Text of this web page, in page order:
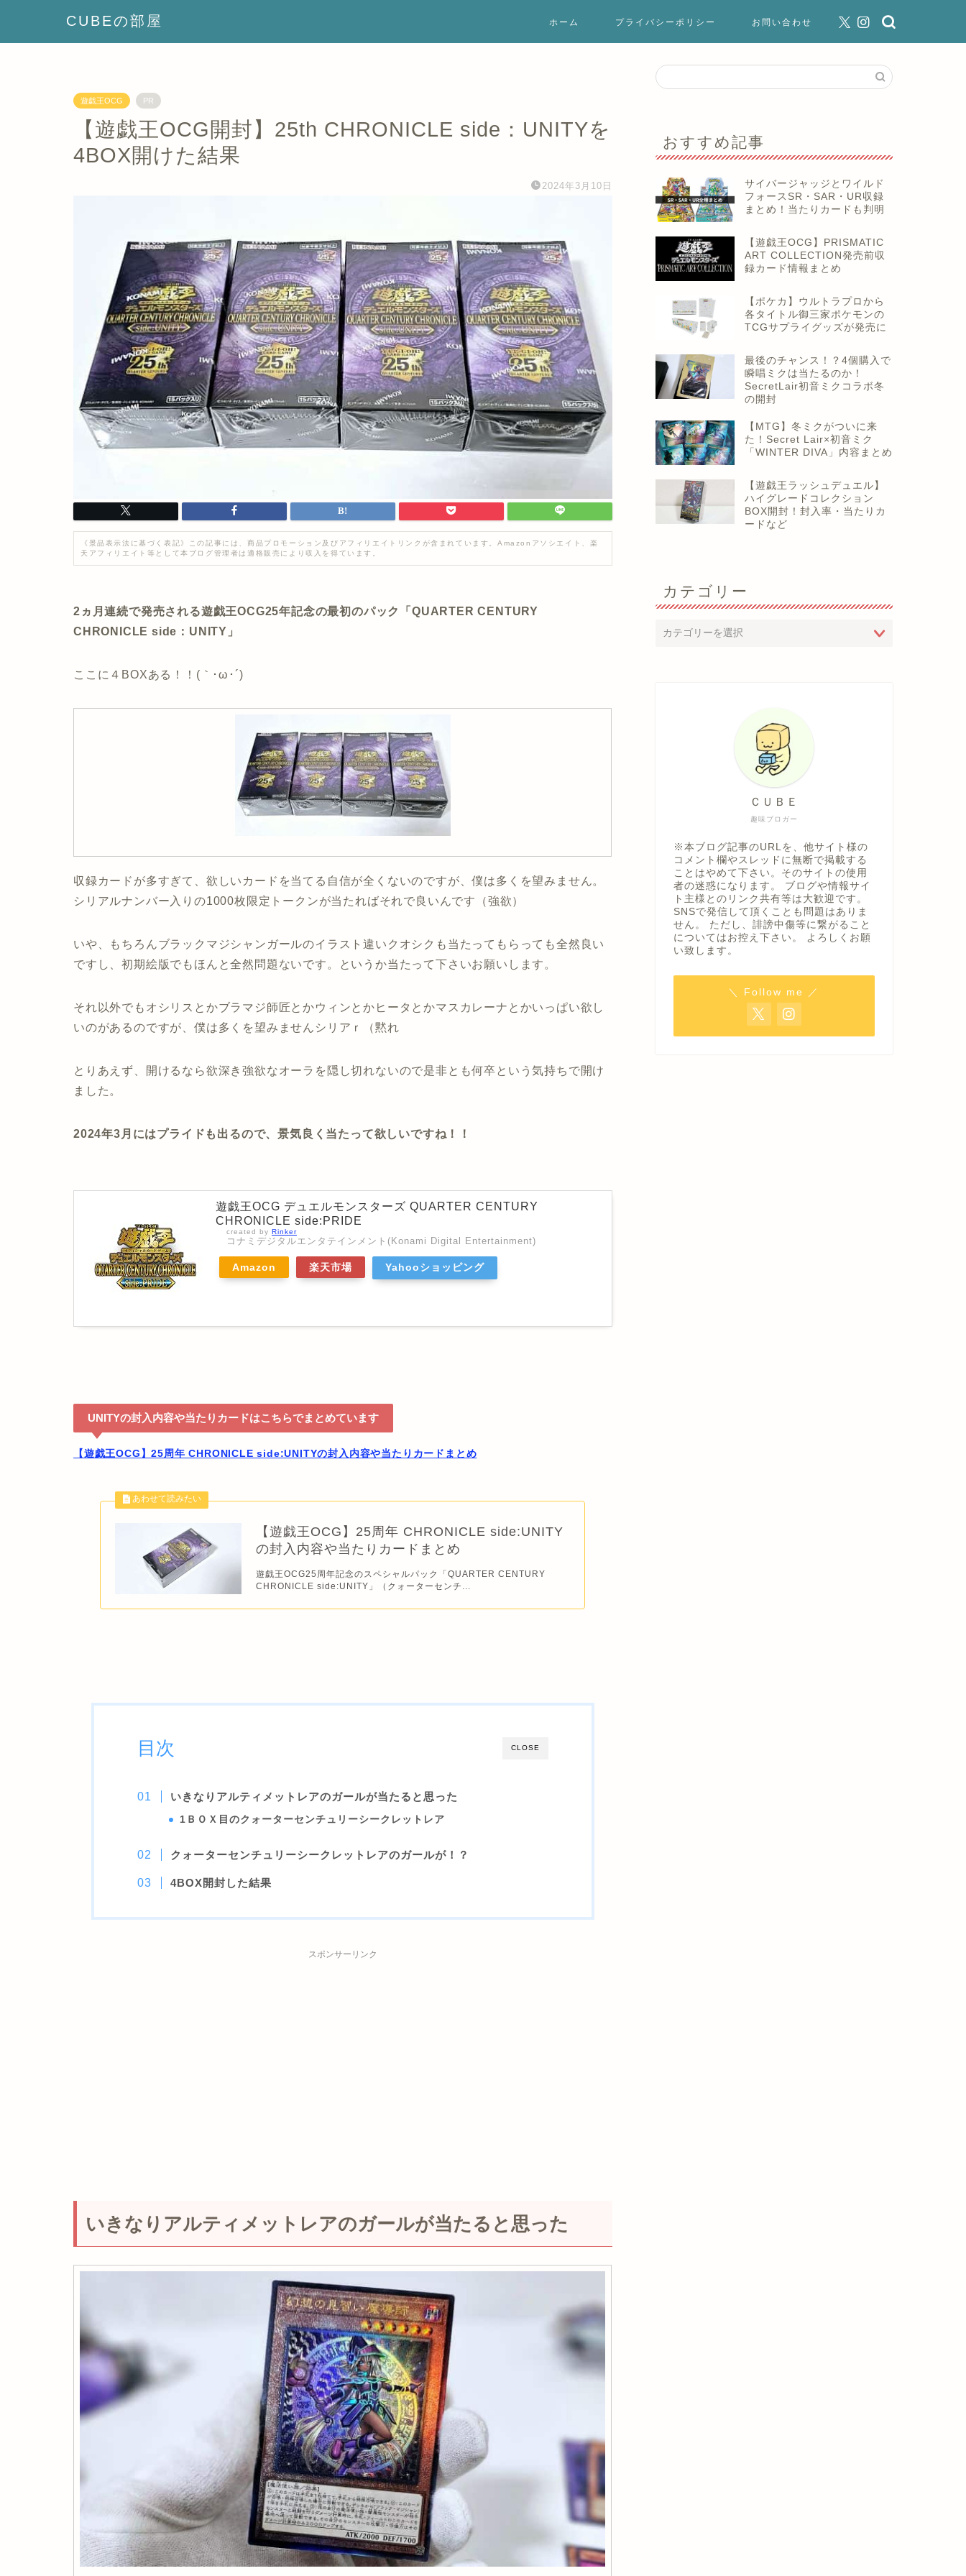
CUBEの部屋 ホーム プライバシーポリシー お問い合わせ
遊戯王OCG PR
【遊戯王OCG開封】25th CHRONICLE side：UNITYを
4BOX開けた結果
2024年3月10日
《景品表示法に基づく表記》この記事には、商品プロモーション及びアフィリエイトリンクが含まれています。Amazonアソシエイト、楽
天アフィリエイト等として本ブログ管理者は適格販売により収入を得ています。
2ヵ月連続で発売される遊戯王OCG25年記念の最初のパック「QUARTER CENTURY
CHRONICLE side：UNITY」
ここに４BOXある！！(｀･ω･´)
収録カードが多すぎて、欲しいカードを当てる自信が全くないのですが、僕は多くを望みません。
シリアルナンバー入りの1000枚限定トークンが当たればそれで良いんです（強欲）
いや、もちろんブラックマジシャンガールのイラスト違いクオシクも当たってもらっても全然良い
ですし、初期絵版でもほんと全然問題ないです。というか当たって下さいお願いします。
それ以外でもオシリスとかブラマジ師匠とかウィンとかヒータとかマスカレーナとかいっぱい欲し
いのがあるのですが、僕は多くを望みませんシリアｒ（黙れ
とりあえず、開けるなら欲深き強欲なオーラを隠し切れないので是非とも何卒という気持ちで開け
ました。
2024年3月にはプライドも出るので、景気良く当たって欲しいですね！！
遊戯王OCG デュエルモンスターズ QUARTER CENTURY
CHRONICLE side:PRIDE
created by Rinker
コナミデジタルエンタテインメント(Konami Digital Entertainment)
Amazon 楽天市場 Yahooショッピング
UNITYの封入内容や当たりカードはこちらでまとめています
【遊戯王OCG】25周年 CHRONICLE side:UNITYの封入内容や当たりカードまとめ
【遊戯王OCG】25周年 CHRONICLE side:UNITY
の封入内容や当たりカードまとめ
遊戯王OCG25周年記念のスペシャルパック「QUARTER CENTURY
CHRONICLE side:UNITY」（クォーターセンチ...
CLOSE
目次
いきなりアルティメットレアのガールが当たると思った
1ＢＯＸ目のクォーターセンチュリーシークレットレア
クォーターセンチュリーシークレットレアのガールが！？
4BOX開封した結果
スポンサーリンク
いきなりアルティメットレアのガールが当たると思った
おすすめ記事
サイバージャッジとワイルド
フォースSR・SAR・UR収録
まとめ！当たりカードも判明
【遊戯王OCG】PRISMATIC
ART COLLECTION発売前収
録カード情報まとめ
【ポケカ】ウルトラプロから
各タイトル御三家ポケモンの
TCGサプライグッズが発売に
最後のチャンス！？4個購入で
瞬唱ミクは当たるのか！
SecretLair初音ミクコラボ冬
の開封
【MTG】冬ミクがついに来
た！Secret Lair×初音ミク
「WINTER DIVA」内容まとめ
【遊戯王ラッシュデュエル】
ハイグレードコレクション
BOX開封！封入率・当たりカ
ードなど
カテゴリー
趣味ブロガー
ＣＵＢＥ
※本ブログ記事のURLを、他サイト様の
コメント欄やスレッドに無断で掲載する
ことはやめて下さい。そのサイトの使用
者の迷惑になります。 ブログや情報サイ
ト主様とのリンク共有等は大歓迎です。
SNSで発信して頂くことも問題はありま
せん。 ただし、誹謗中傷等に繋がること
についてはお控え下さい。 よろしくお願
い致します。
＼ Follow me ／